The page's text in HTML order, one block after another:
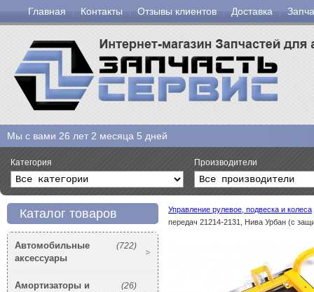
Главная Контакты Отзывы клиентов Доставка
Мы с вами 26 лет 2 месяца 5 дней
Категория Производители
Каталог товаров
(722)
Автомобильные
аксессуары
(26)
Амортизаторы и
Управление рулевое, подвеска и колеса
передач 21214-2131, Нива Урбан (с